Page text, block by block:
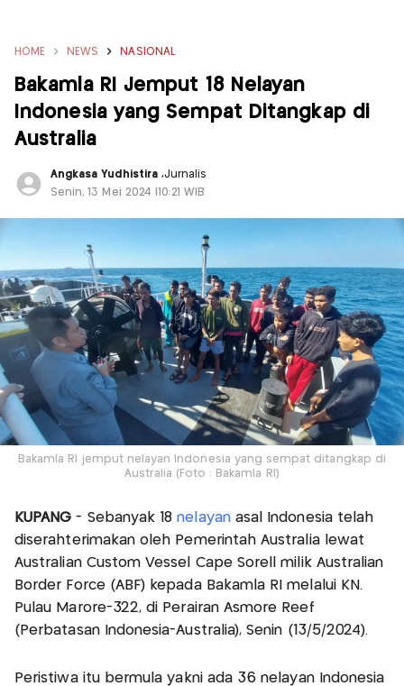
HOME NEWS NASIONAL
Bakamla RI Jemput 18 Nelayan
Indonesia yang Sempat Ditangkap di
Australia
Angkasa Yudhistira ,Jurnalis
Senin, 13 Mei 2024 |10:21 WIB
Bakamla RI jemput nelayan Indonesia yang sempat ditangkap di
Australia (Foto : Bakamla RI)
KUPANG- Sebanyak 18nelayan asal Indonesia telah
diserahterimakan oleh Pemerintah Australia lewat
Australian Custom Vessel Cape Sorell milik Australian
Border Force (ABF) kepada Bakamla RI melalui KN.
Pulau Marore-322, di Perairan Asmore Reef
(Perbatasan Indonesia-Australia), Senin (13/5/2024).
Peristiwa itu bermula yakni ada 36 nelayan Indonesia